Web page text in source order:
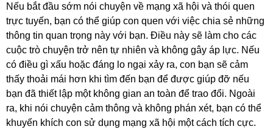
Nếu bắt đầu sớm nói chuyện về mạng xã hội và thói quen
trực tuyến, bạn có thể giúp con quen với việc chia sẻ những
thông tin quan trọng này với bạn. Điều này sẽ làm cho các
cuộc trò chuyện trở nên tự nhiên và không gây áp lực. Nếu
có điều gì xấu hoặc đáng lo ngại xảy ra, con bạn sẽ cảm
thấy thoải mái hơn khi tìm đến bạn để được giúp đỡ nếu
bạn đã thiết lập một không gian an toàn để trao đổi. Ngoài
ra, khi nói chuyện cảm thông và không phán xét, bạn có thể
khuyến khích con sử dụng mạng xã hội một cách tích cực.